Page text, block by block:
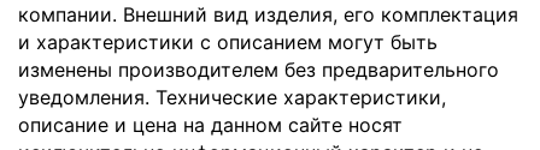
компании. Внешний вид изделия, его комплектация
и характеристики с описанием могут быть
изменены производителем без предварительного
уведомления. Технические характеристики,
описание и цена на данном сайте носят